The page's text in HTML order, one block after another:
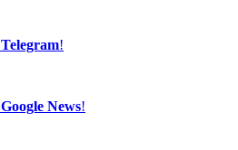
Telegram!
Google News!